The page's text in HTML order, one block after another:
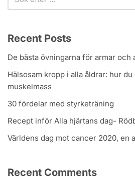
Recent Posts
De bästa övningarna för armar och
Hälsosam kropp i alla åldrar: hur
muskelmass
30 fördelar med styrketräning
Recept inför Alla hjärtans dag-
Världens dag mot cancer 2020, en
Recent Comments